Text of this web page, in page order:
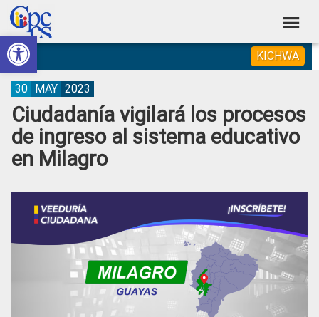
Abrir barra de herramientas
Skip
to
primary
navigation
Skip
to
main
content
Skip
to
primary
sidebar
Skip
to
footer
Consejo
de
Participación
Ciudadana
Control
Social
Construyendo
Poder
Ciudadano
KICHWA
Ciudadanía vigilará los procesos
de ingreso al sistema educativo
en Milagro
30 MAY 2023